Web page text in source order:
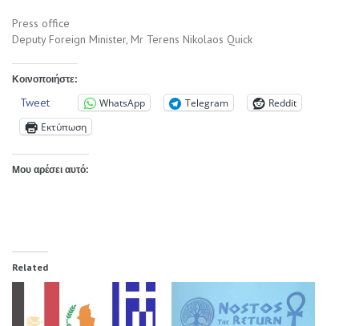
Press office
Deputy Foreign Minister, Mr Terens Nikolaos Quick
Κοινοποιήστε:
Tweet WhatsApp Telegram
Reddit
Εκτύπωση
Μου αρέσει αυτό:
Related